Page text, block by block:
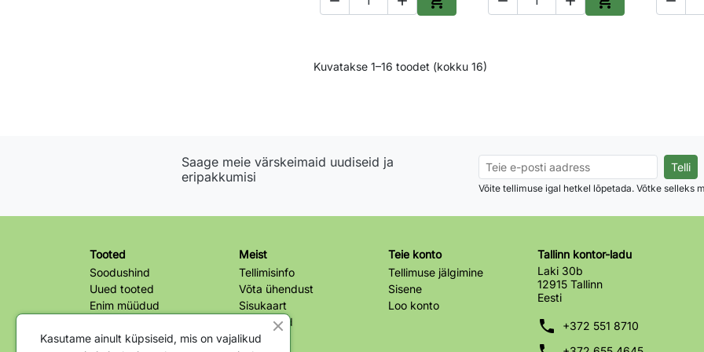
Lisa ostukorvi Lisa ostukorvi
Kuvatakse 1–16 toodet (kokku 16)
Saage meie värskeimaid uudiseid ja
eripakkumisi
Võite tellimuse igal hetkel lõpetada. Võtke selleks
Tooted
Soodushind
Uued tooted
Enim müüdud
Meist
Tellimisinfo
Võta ühendust
Sisukaart
Kauplused
Teie konto
Tellimuse jälgimine
Sisene
Loo konto
Tallinn kontor-ladu
Laki 30b
12915 Tallinn
Eesti
phone +372 551 8710
Kasutame ainult küpsiseid, mis on vajalikud